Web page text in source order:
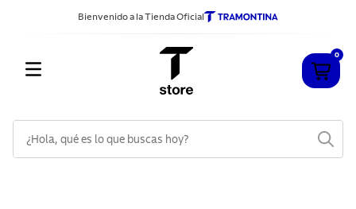
Bienvenido a la Tienda Oficial
0